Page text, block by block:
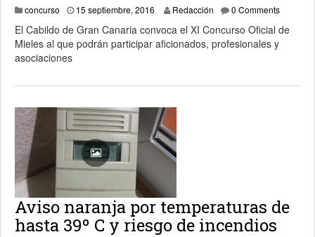
concurso 15 septiembre, 2016 Redacción 0 Comments
El Cabildo de Gran Canaria convoca el XI Concurso Oficial de
Mieles al que podrán participar aficionados, profesionales y
asociaciones
Aviso naranja por temperaturas de
hasta 39º C y riesgo de incendios